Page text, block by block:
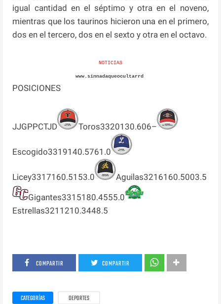
igual cantidad en el séptimo y otra en el noveno,
mientras que los taurinos hicieron una en el primero,
dos en el tercero, dos en el sexto y otra en el octavo.
NOTICIAS
www.sinnadaqueocultarrd
POSICIONES
JJGPPCTJD Toros3320130.606–
Escogido3319140.5761.0
Licey3317160.5153.0 Aguilas3216160.5003.5
Gigantes3315180.4555.0
Estrellas3211210.3448.5
COMPARTIR COMPARTIR
CATEGORÍAS DEPORTES